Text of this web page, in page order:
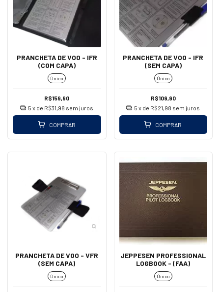
PRANCHETA DE VOO - IFR
(COM CAPA)
Único
R$159,90
5 x de R$31,98 sem juros
COMPRAR
PRANCHETA DE VOO - IFR
(SEM CAPA)
Único
R$109,90
5 x de R$21,98 sem juros
COMPRAR
PRANCHETA DE VOO - VFR
(SEM CAPA)
Único
JEPPESEN PROFESSIONAL
LOGBOOK - (FAA)
Único